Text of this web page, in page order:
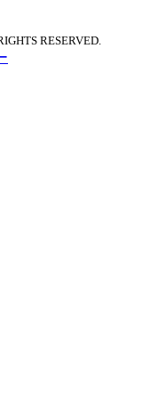
RESERVED.